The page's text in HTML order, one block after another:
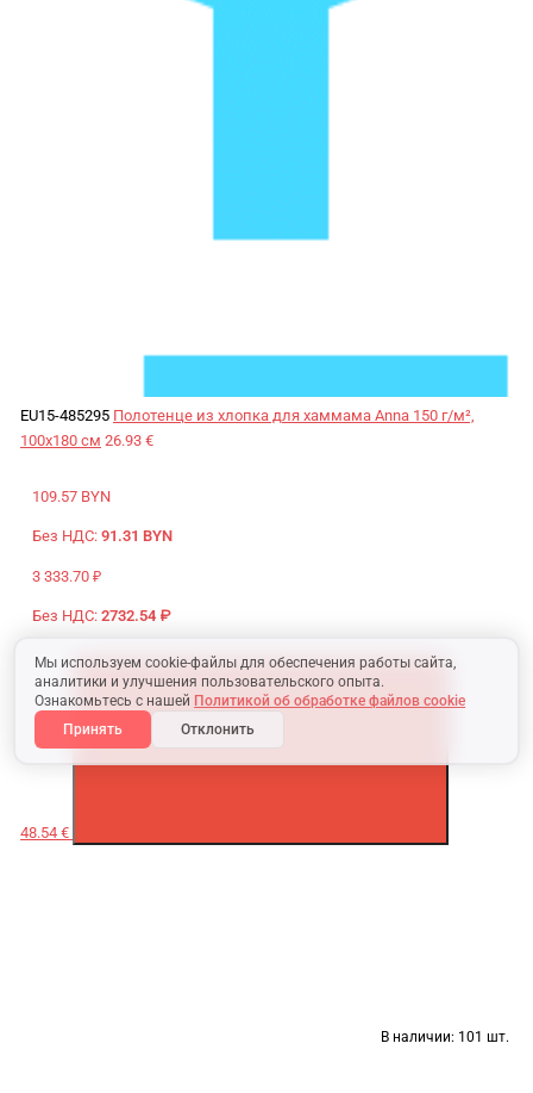
Мы используем cookie-файлы для обеспечения работы сайта,
аналитики и улучшения пользовательского опыта.
Ознакомьтесь с нашей Политикой об обработке файлов cookie
Принять
Отклонить
EU15-485295 Полотенце из хлопка для хаммама Anna 150 г/м²,
100x180 см 26.93 €
109.57 BYN
Без НДС: 91.31 BYN
3 333.70 ₽
Без НДС: 2732.54 ₽
48.54 €
В наличии: 101 шт.